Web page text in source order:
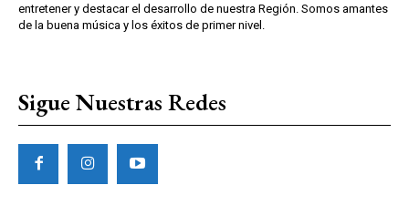
entretener y destacar el desarrollo de nuestra Región. Somos amantes
de la buena música y los éxitos de primer nivel.
Sigue Nuestras Redes